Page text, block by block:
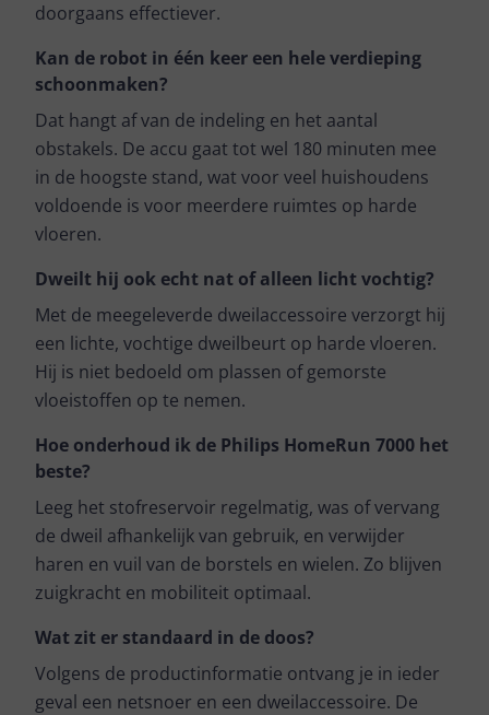
doorgaans effectiever.
Kan de robot in één keer een hele verdieping
schoonmaken?
Dat hangt af van de indeling en het aantal
obstakels. De accu gaat tot wel 180 minuten mee
in de hoogste stand, wat voor veel huishoudens
voldoende is voor meerdere ruimtes op harde
vloeren.
Dweilt hij ook echt nat of alleen licht vochtig?
Met de meegeleverde dweilaccessoire verzorgt hij
een lichte, vochtige dweilbeurt op harde vloeren.
Hij is niet bedoeld om plassen of gemorste
vloeistoffen op te nemen.
Hoe onderhoud ik de Philips HomeRun 7000 het
beste?
Leeg het stofreservoir regelmatig, was of vervang
de dweil afhankelijk van gebruik, en verwijder
haren en vuil van de borstels en wielen. Zo blijven
zuigkracht en mobiliteit optimaal.
Wat zit er standaard in de doos?
Volgens de productinformatie ontvang je in ieder
geval een netsnoer en een dweilaccessoire. De